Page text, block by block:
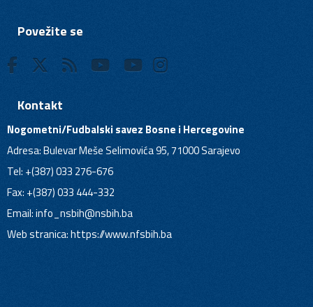
Povežite se
Kontakt
Nogometni/Fudbalski savez Bosne i Hercegovine
Adresa: Bulevar Meše Selimovića 95, 71000 Sarajevo
Tel: +(387) 033 276-676
Fax: +(387) 033 444-332
Email:info_nsbih@nsbih.ba
Web stranica: https://www.nfsbih.ba